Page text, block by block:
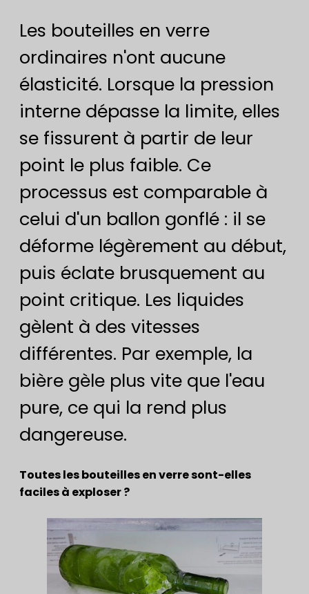
Les bouteilles en verre
ordinaires n'ont aucune
élasticité. Lorsque la pression
interne dépasse la limite, elles
se fissurent à partir de leur
point le plus faible. Ce
processus est comparable à
celui d'un ballon gonflé : il se
déforme légèrement au début,
puis éclate brusquement au
point critique. Les liquides
gèlent à des vitesses
différentes. Par exemple, la
bière gèle plus vite que l'eau
pure, ce qui la rend plus
dangereuse.
Toutes les bouteilles en verre sont-elles
faciles à exploser ?